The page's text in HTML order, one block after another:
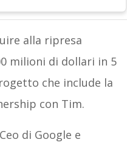
alla ripresa
milioni di dollari in 5
che include la
con Tim.
di Google e
A Attualità